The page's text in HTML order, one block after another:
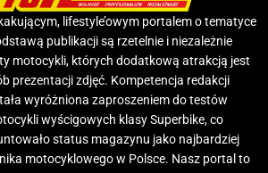
lifestyle’owym portalem o tematyce
publikacji są rzetelnie i niezależnie
motocykli, których dodatkową atrakcją jest
prezentacji zdjęć. Kompetencja redakcji
wyróżniona zaproszeniem do testów
wyścigowych klasy Superbike, co
status magazynu jako najbardziej
motocyklowego w Polsce. Nasz portal to